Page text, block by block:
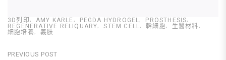
3D列印 AMY KARLE PEGDA HYDROGEL
PROSTHESIS
REGENERATIVE RELIQUARY
STEM CELL 幹細胞
生醫材料
細胞培養
義肢
PREVIOUS POST